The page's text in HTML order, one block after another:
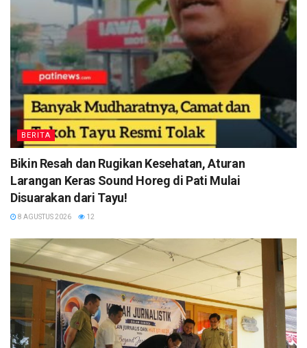
BERITA
Bikin Resah dan Rugikan Kesehatan, Aturan
Larangan Keras Sound Horeg di Pati Mulai
Disuarakan dari Tayu!
8 AGUSTUS 2026 12